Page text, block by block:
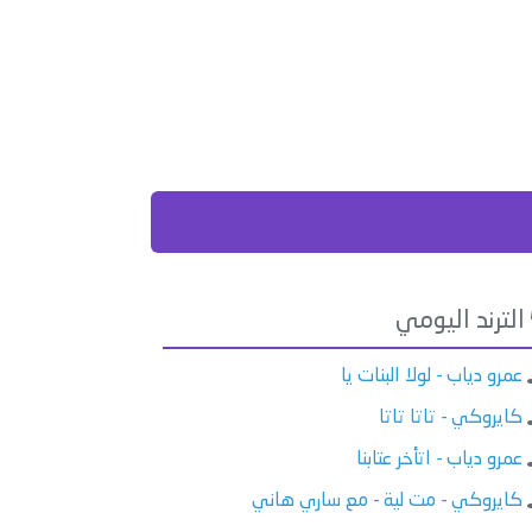
الترند اليومي
عمرو دياب - لولا البنات يا
كايروكي - تاتا تاتا
عمرو دياب - اتأخر عتابنا
كايروكي - مت لية - مع ساري هاني